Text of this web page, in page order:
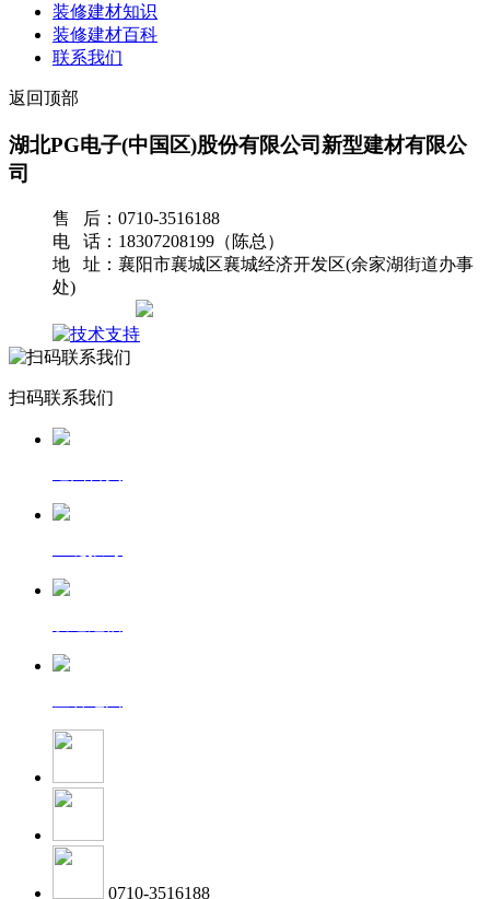
装修建材知识
装修建材百科
联系我们
返回顶部
湖北PG电子(中国区)股份有限公司新型建材有限公
司
售 后：0710-3516188
电 话：18307208199（陈总）
地 址：襄阳市襄城区襄城经济开发区(余家湖街道办事
处)
扫码联系我们
0710-3516188